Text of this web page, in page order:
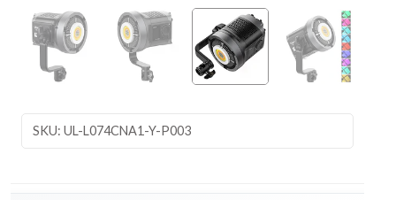
SKU: UL-L074CNA1-Y-P003